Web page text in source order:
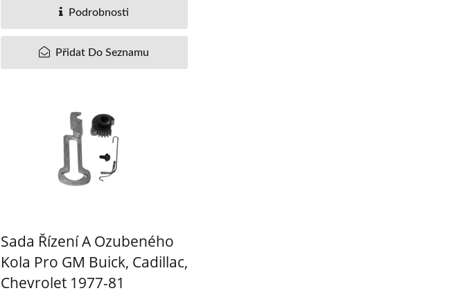
Podrobnosti
Přidat Do Seznamu
Sada Řízení A Ozubeného
Kola Pro GM Buick, Cadillac,
Chevrolet 1977-81